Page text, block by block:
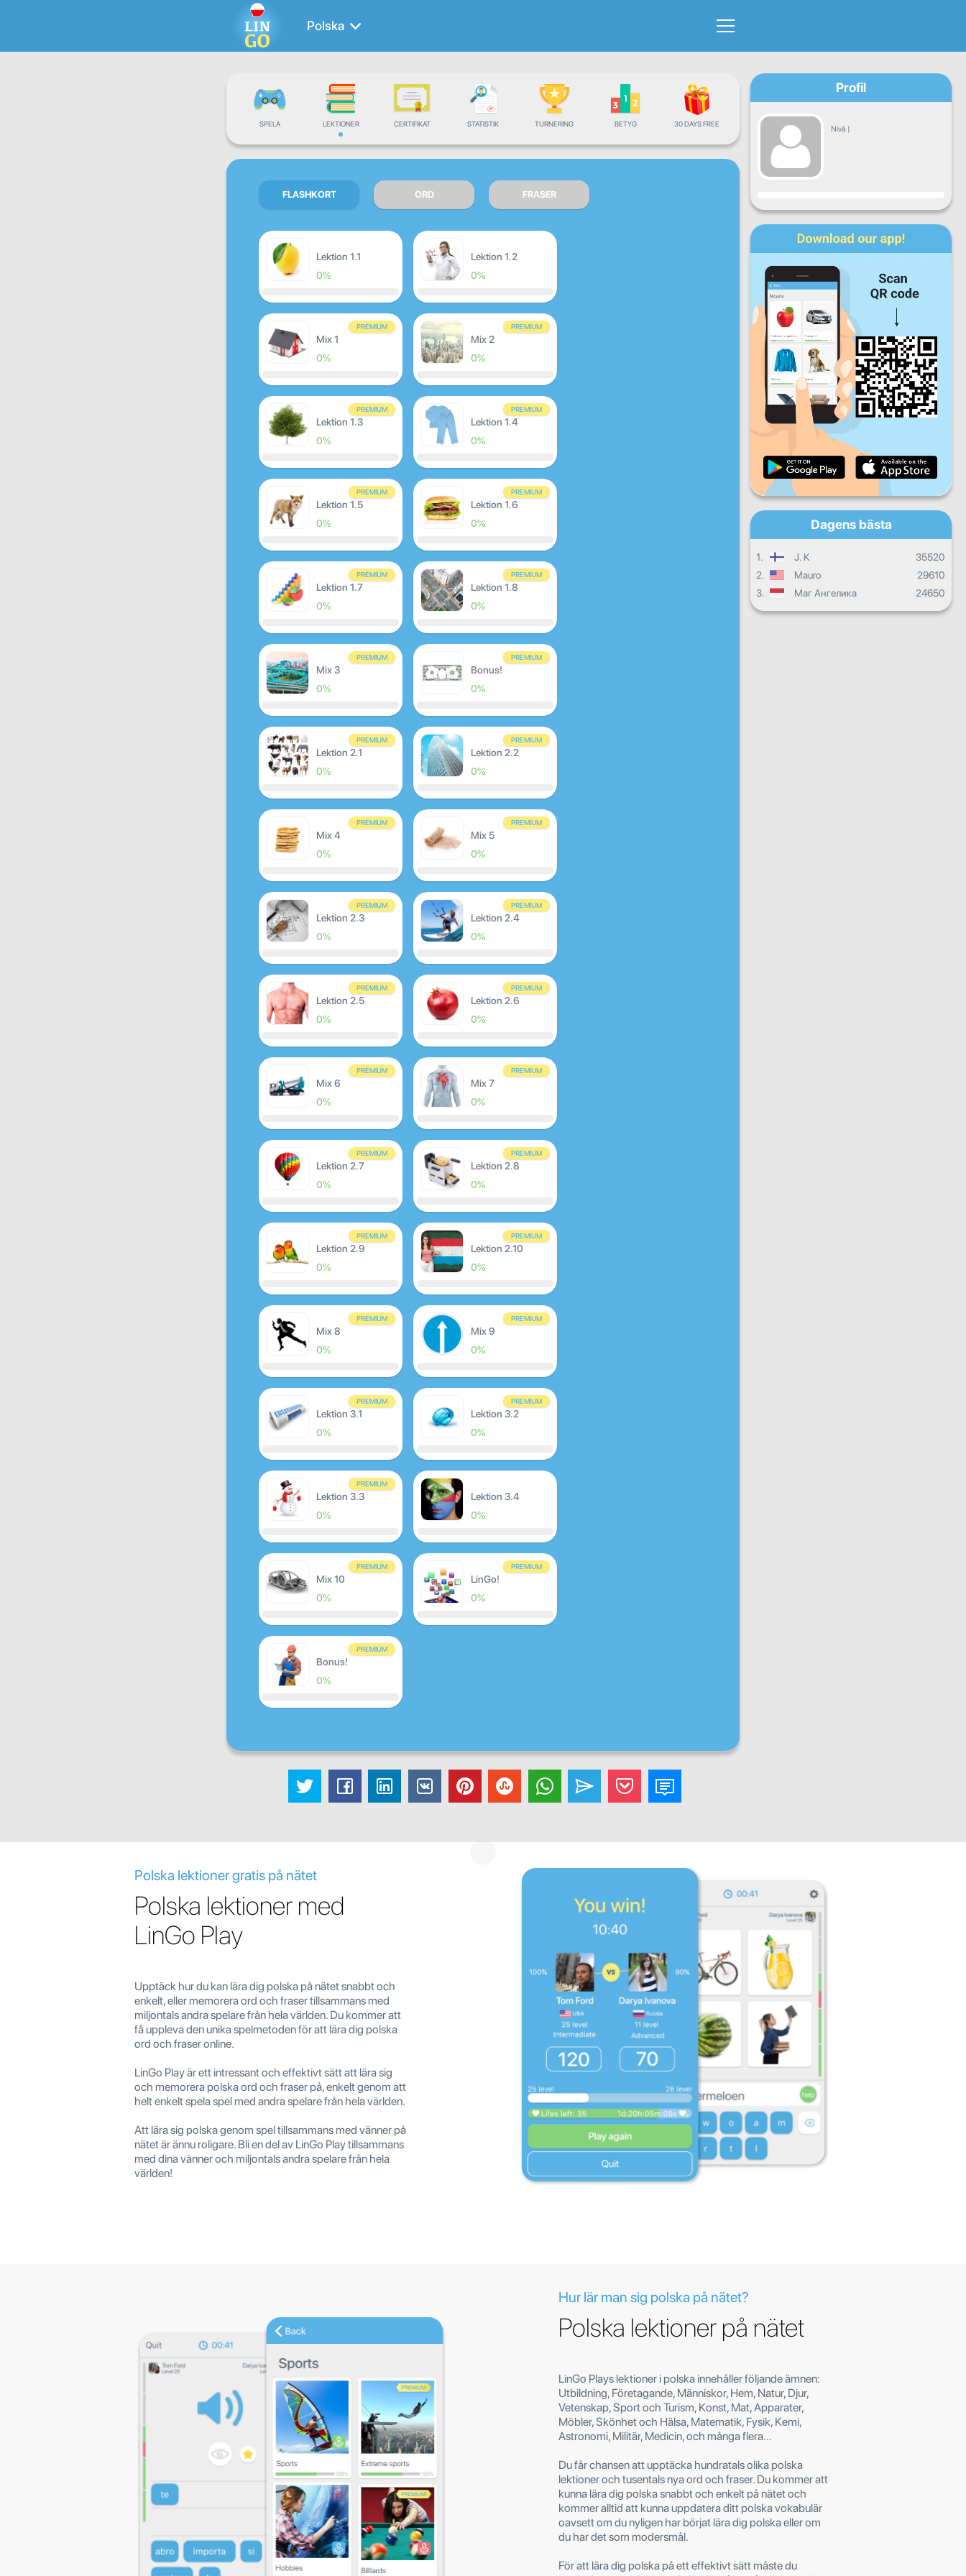
Polska
SPELA LEKTIONER CERTIFIKAT STATISTIK TURNERING BETYG 30 DAYS FREE
FLASHKORT ORD FRASER
Lektion 1.1
0%
Lektion 1.2
0%
PREMIUM
Mix 1
0%
PREMIUM
Mix 2
0%
PREMIUM
Lektion 1.3
0%
PREMIUM
Lektion 1.4
0%
PREMIUM
Lektion 1.5
0%
PREMIUM
Lektion 1.6
0%
PREMIUM
Lektion 1.7
0%
PREMIUM
Lektion 1.8
0%
PREMIUM
Mix 3
0%
PREMIUM
Bonus!
0%
PREMIUM
Lektion 2.1
0%
PREMIUM
Lektion 2.2
0%
PREMIUM
Mix 4
0%
PREMIUM
Mix 5
0%
PREMIUM
Lektion 2.3
0%
PREMIUM
Lektion 2.4
0%
PREMIUM
Lektion 2.5
0%
PREMIUM
Lektion 2.6
0%
PREMIUM
Mix 6
0%
PREMIUM
Mix 7
0%
PREMIUM
Lektion 2.7
0%
PREMIUM
Lektion 2.8
0%
PREMIUM
Lektion 2.9
0%
PREMIUM
Lektion 2.10
0%
PREMIUM
Mix 8
0%
PREMIUM
Mix 9
0%
PREMIUM
Lektion 3.1
0%
PREMIUM
Lektion 3.2
0%
PREMIUM
Lektion 3.3
0%
Lektion 3.4
0%
PREMIUM
Mix 10
0%
PREMIUM
LinGo!
0%
PREMIUM
Bonus!
0%
Profil
Nivå |
Framsteg
Mån Ons Tor
Lör Sön
Dagliga framsteg
Månatliga framsteg
Sammanlagda framsteg
Dagens bästa
1. J. K
35520
2.
Mauro
29610
3.
Маг Ангелика 24650
Polska lektioner gratis på nätet
Polska lektioner med
LinGo Play
Upptäck hur du kan lära dig polska på nätet snabbt och
enkelt, eller memorera ord och fraser tillsammans med
miljontals andra spelare från hela världen. Du kommer att
få uppleva den unika spelmetoden för att lära dig polska
ord och fraser online.
LinGo Play är ett intressant och effektivt sätt att lära sig
och memorera polska ord och fraser på, enkelt genom att
helt enkelt spela spel med andra spelare från hela världen.
Att lära sig polska genom spel tillsammans med vänner på
nätet är ännu roligare. Bli en del av LinGo Play tillsammans
med dina vänner och miljontals andra spelare från hela
världen!
Hur lär man sig polska på nätet?
Polska lektioner på nätet
LinGo Plays lektioner i polska innehåller följande ämnen:
Utbildning, Företagande, Människor, Hem, Natur, Djur,
Vetenskap, Sport och Turism, Konst, Mat, Apparater,
Möbler, Skönhet och Hälsa, Matematik, Fysik, Kemi,
Astronomi, Militär, Medicin, och många flera...
Du får chansen att upptäcka hundratals olika polska
lektioner och tusentals nya ord och fraser. Du kommer att
kunna lära dig polska snabbt och enkelt på nätet och
kommer alltid att kunna uppdatera ditt polska vokabulär
oavsett om du nyligen har börjat lära dig polska eller om
du har det som modersmål.
För att lära dig polska på ett effektivt sätt måste du